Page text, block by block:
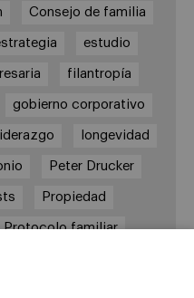
Consejo de familia
estudio
filantropía
gobierno corporativo
liderazgo longevidad
Peter Drucker
Propiedad
Protocolo familiar